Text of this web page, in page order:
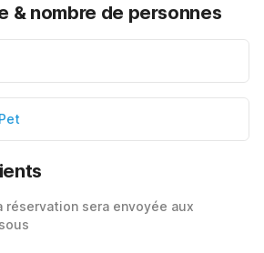
& nombre de personnes
réservation sera envoyée aux